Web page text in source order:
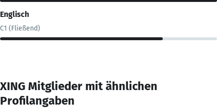
Englisch
C1 (Fließend)
XING Mitglieder mit ähnlichen
Profilangaben